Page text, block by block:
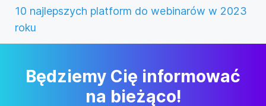
10 najlepszych platform do webinarów w 2023
roku
Będziemy Cię informować
na bieżąco!